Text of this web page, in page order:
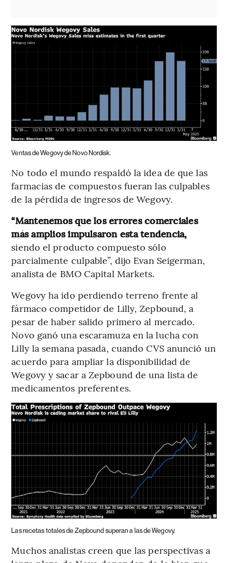
Ventas de Wegovy de Novo Nordisk.
No todo el mundo respaldó la idea de que las
farmacias de compuestos fueran las culpables
de la pérdida de ingresos de Wegovy.
“Mantenemos que los errores comerciales
más amplios impulsaron esta tendencia,
siendo el producto compuesto sólo
parcialmente culpable”, dijo Evan Seigerman,
analista de BMO Capital Markets.
Wegovy ha ido perdiendo terreno frente al
fármaco competidor de Lilly, Zepbound, a
pesar de haber salido primero al mercado.
Novo ganó una escaramuza en la lucha con
Lilly la semana pasada, cuando CVS anunció un
acuerdo para ampliar la disponibilidad de
Wegovy y sacar a Zepbound de una lista de
medicamentos preferentes.
Las recetas totales de Zepbound superan a las de Wegovy.
Muchos analistas creen que las perspectivas a